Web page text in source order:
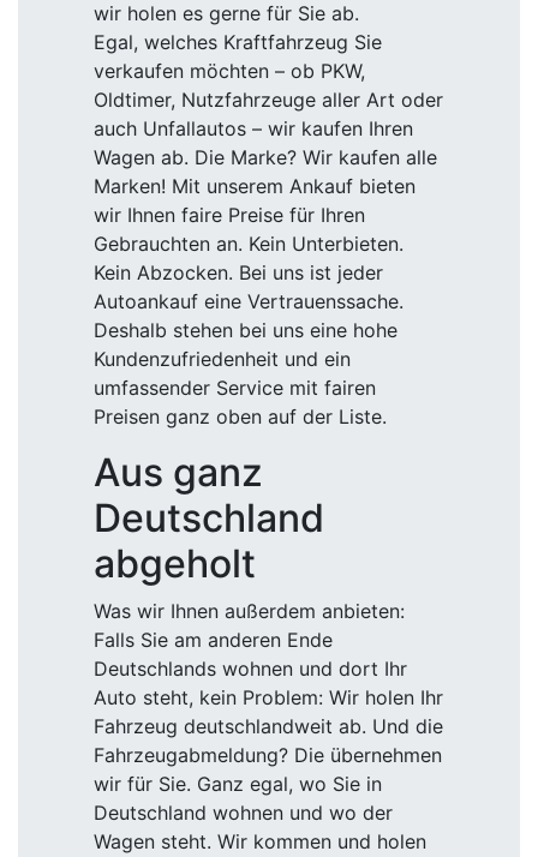
wir holen es gerne für Sie ab.
Egal, welches Kraftfahrzeug Sie
verkaufen möchten – ob PKW,
Oldtimer, Nutzfahrzeuge aller Art oder
auch Unfallautos – wir kaufen Ihren
Wagen ab. Die Marke? Wir kaufen alle
Marken! Mit unserem Ankauf bieten
wir Ihnen faire Preise für Ihren
Gebrauchten an. Kein Unterbieten.
Kein Abzocken. Bei uns ist jeder
Autoankauf eine Vertrauenssache.
Deshalb stehen bei uns eine hohe
Kundenzufriedenheit und ein
umfassender Service mit fairen
Preisen ganz oben auf der Liste.
Aus ganz
Deutschland
abgeholt
Was wir Ihnen außerdem anbieten:
Falls Sie am anderen Ende
Deutschlands wohnen und dort Ihr
Auto steht, kein Problem: Wir holen Ihr
Fahrzeug deutschlandweit ab. Und die
Fahrzeugabmeldung? Die übernehmen
wir für Sie. Ganz egal, wo Sie in
Deutschland wohnen und wo der
Wagen steht. Wir kommen und holen